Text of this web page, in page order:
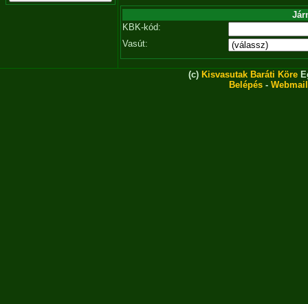
KBK-kód:
Vasút:
(c) Kisvasutak Baráti Köre
Belépés - Webmail